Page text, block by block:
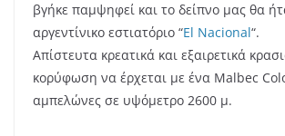
βγήκε παμψηφεί και το δείπνο μας θα
αργεντίνικο εστιατόριο “El Nacional“.
Απίστευτα κρεατικά και εξαιρετικά
κορύφωση να έρχεται με ένα Malbec
αμπελώνες σε υψόμετρο 2600 μ.